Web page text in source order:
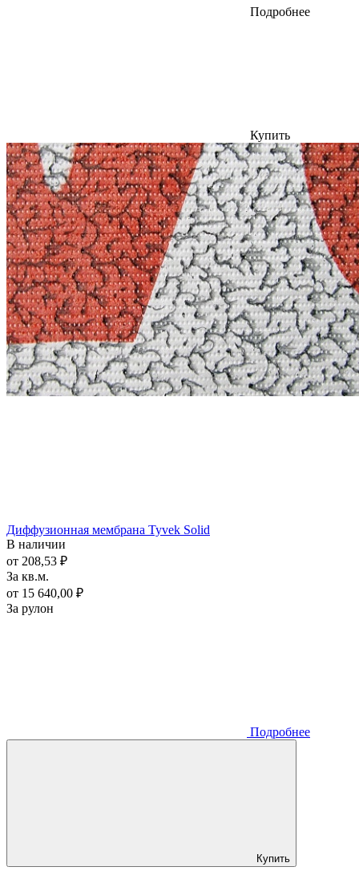
Подробнее
Купить
Диффузионная мембрана Tyvek Solid
В наличии
от 208,53 ₽
За кв.м.
от 15 640,00 ₽
За рулон
Подробнее
Купить